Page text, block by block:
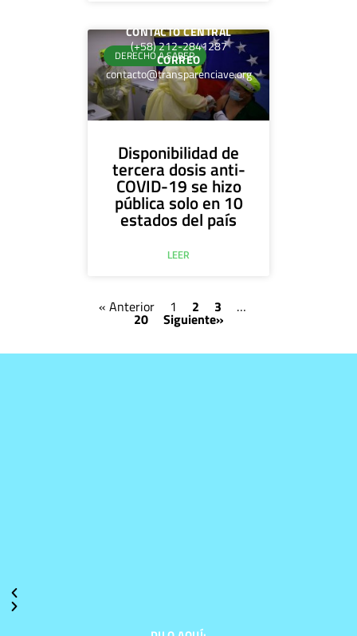
DERECHO A SABER
Disponibilidad de
tercera dosis anti-
COVID-19 se hizo
pública solo en 10
estados del país
LEER
« Anterior 1 2 3 …
20 Siguiente»
CONTACTO CENTRAL
(+58) 212-2841287
CORREO
contacto@transparenciave.org